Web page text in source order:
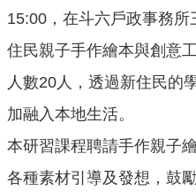
口
統
最
新
消
15:00，在斗六戶政事務
住民親子手作繪本與創意
人數20人，透過新住民的
加融入本地生活。
本研習課程聘請手作親子
各種素材引導及發想，鼓